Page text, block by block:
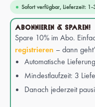
Sofort verfügbar, Lieferzeit: 1-
ABONNIEREN & SPAREN!
Spare 10% im Abo.
registrieren – dann
Automatische
Mindestlaufzeit: 3
Danach jederzeit